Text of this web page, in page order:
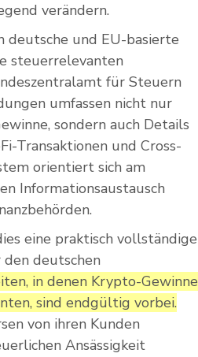
verändern.
deutsche und EU-basierte
steuerrelevanten
für Steuern
umfassen nicht nur
sondern auch Details
Transaktionen und Cross-
orientiert sich am
Informationsaustausch
eine praktisch vollständige
den deutschen
in denen Krypto-Gewinne
sind endgültig vorbei.
von ihren Kunden
Ansässigkeit